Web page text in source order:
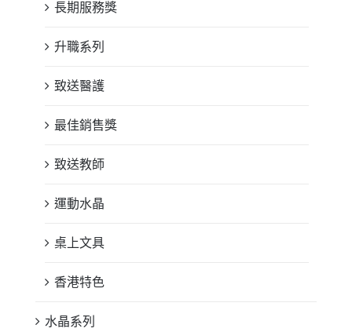
長期服務獎
升職系列
致送醫護
最佳銷售獎
致送教師
運動水晶
桌上文具
香港特色
水晶系列